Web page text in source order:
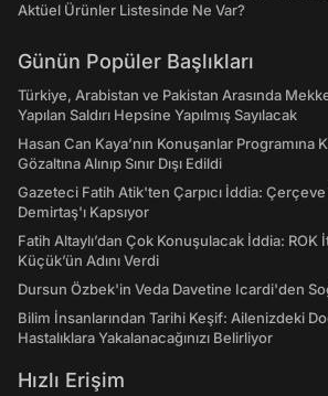
Aktüel Ürünler Listesinde Ne Var?
Günün Popüler Başlıkları
Türkiye, Arabistan ve Pakistan Arasında
Yapılan Saldırı Hepsine Yapılmış Sayılacak
Hasan Can Kaya’nın Konuşanlar Programına
Gözaltına Alınıp Sınır Dışı Edildi
Gazeteci Fatih Atik'ten Çarpıcı İddia: Çerçeve
Demirtaş'ı Kapsıyor
Fatih Altaylı’dan Çok Konuşulacak İddia: ROK
Küçük’ün Adını Verdi
Dursun Özbek'in Veda Davetine Icardi'den
Bilim İnsanlarından Tarihi Keşif: Ailenizdeki
Hastalıklara Yakalanacağınızı Belirliyor
Hızlı Erişim